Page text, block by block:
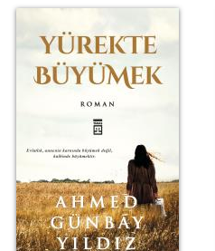
Yürekte Büyümek